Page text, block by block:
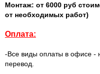
Монтаж: от 6000 руб
от необходимых работ)
Оплата:
-Все виды оплаты в офисе -
перевод.